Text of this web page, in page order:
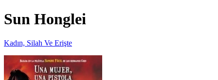
Sun Honglei
Kadın, Silah Ve Erişte